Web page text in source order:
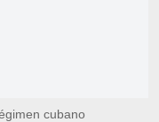
cubano